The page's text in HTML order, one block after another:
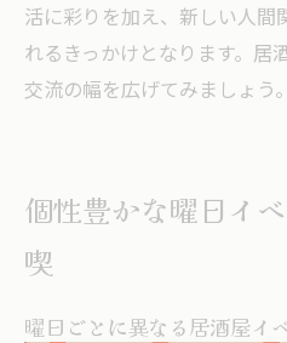
活に彩りを加え、新しい人間
れるきっかけとなります。居
交流の幅を広げてみましょう。
個性豊かな曜日イ
喫
曜日ごとに異なる居酒屋イ